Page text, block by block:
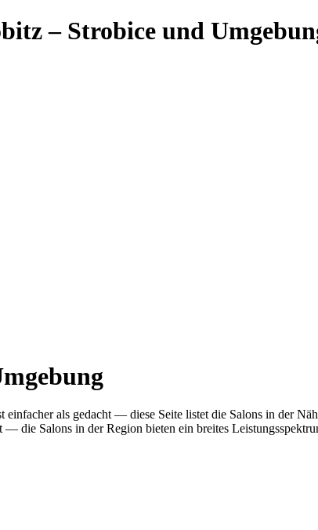
– Strobice und
als gedacht — diese Seite listet die Salons in der
die Salons in der Region bieten ein breites